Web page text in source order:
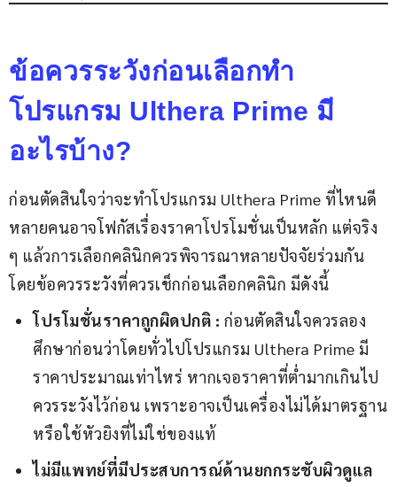
ข้อควรระวังก่อนเลือกทำ
โปรแกรม Ulthera Prime มี
อะไรบ้าง?
ก่อนตัดสินใจว่าจะทำโปรแกรม Ulthera Prime ที่ไหนดี
หลายคนอาจโฟกัสเรื่องราคาโปรโมชั่นเป็นหลัก แต่จริง
ๆ แล้วการเลือกคลินิกควรพิจารณาหลายปัจจัยร่วมกัน
โดยข้อควรระวังที่ควรเช็กก่อนเลือกคลินิก มีดังนี้
โปรโมชั่นราคาถูกผิดปกติ : ก่อนตัดสินใจควรลอง
ศึกษาก่อนว่าโดยทั่วไปโปรแกรม Ulthera Prime มี
ราคาประมาณเท่าไหร่ หากเจอราคาที่ต่ำมากเกินไป
ควรระวังไว้ก่อน เพราะอาจเป็นเครื่องไม่ได้มาตรฐาน
หรือใช้หัวยิงที่ไม่ใช่ของแท้
ไม่มีแพทย์ที่มีประสบการณ์ด้านยกกระชับผิวดูแล